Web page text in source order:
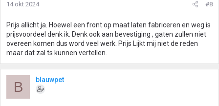
14 okt 2024 #8
Prijs allicht ja. Hoewel een front op maat laten fabriceren en weg is
prijsvoordeel denk ik. Denk ook aan bevestiging , gaten zullen niet
overeen komen dus word veel werk. Prijs Lijkt mij niet de reden
maar dat zal ts kunnen vertellen.
B blauwpet